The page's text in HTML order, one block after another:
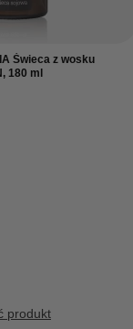
Świeca z wosku
180 ml
produkt